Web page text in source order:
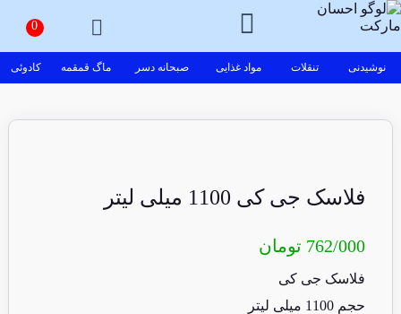
نوشیدنی تنقلات مواد غذایی صبحانه دسر ماگ قمقمه کادوئی
فلاسک جی کی 1100 میلی لیتر
762/000 تومان
فلاسک جی کی
حجم 1100 میلی لیتر